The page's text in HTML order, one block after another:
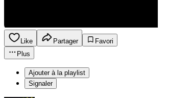
Like Partager
Favori
Plus
Ajouter à la playlist
Signaler